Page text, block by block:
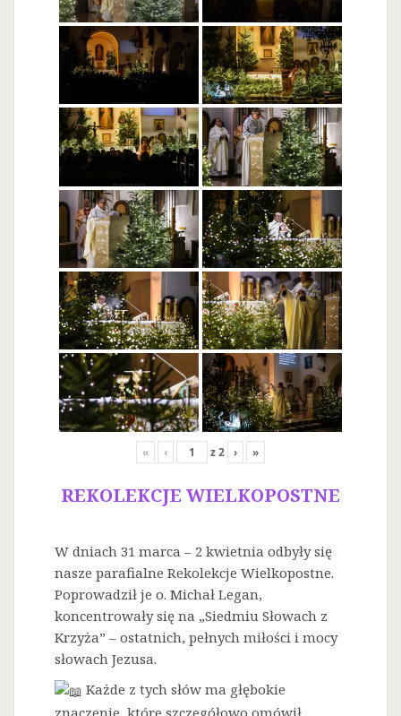
« ‹ z2 › »
REKOLEKCJE WIELKOPOSTNE
W dniach 31 marca – 2 kwietnia odbyły się
nasze parafialne Rekolekcje Wielkopostne.
Poprowadził je o. Michał Legan,
koncentrowały się na „Siedmiu Słowach z
Krzyża” – ostatnich, pełnych miłości i mocy
słowach Jezusa.
Każde z tych słów ma głębokie
znaczenie, które szczegółowo omówił